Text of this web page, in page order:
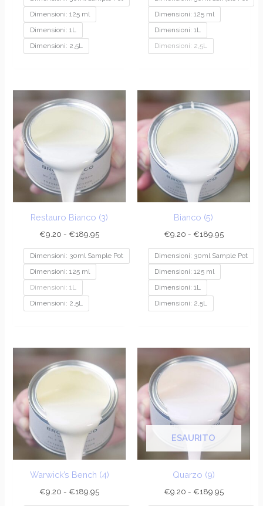
Dimensioni: 125 ml
Dimensioni: 1L
Dimensioni: 2,5L
Dimensioni: 125 ml
Dimensioni: 1L
Dimensioni: 2,5L
Restauro Bianco (3)
€9.20 - €189.95
prezzo:
da
€9.20
a
€189.95
Dimensioni: 30ml Sample Pot
Dimensioni: 125 ml
Dimensioni: 1L
Dimensioni: 2,5L
Bianco (5)
€9.20 - €189.95
di
prezzo:
da
€9.20
€189.95
Dimensioni: 30ml Sample Pot
Dimensioni: 125 ml
Dimensioni: 1L
Dimensioni: 2,5L
Warwick’s Bench (4)
€9.20 - €189.95
prezzo:
da
€9.20
€189.95
ESAURITO
Quarzo (9)
€9.20 - €189.95
prezzo:
da
€9.20
a
€189.95